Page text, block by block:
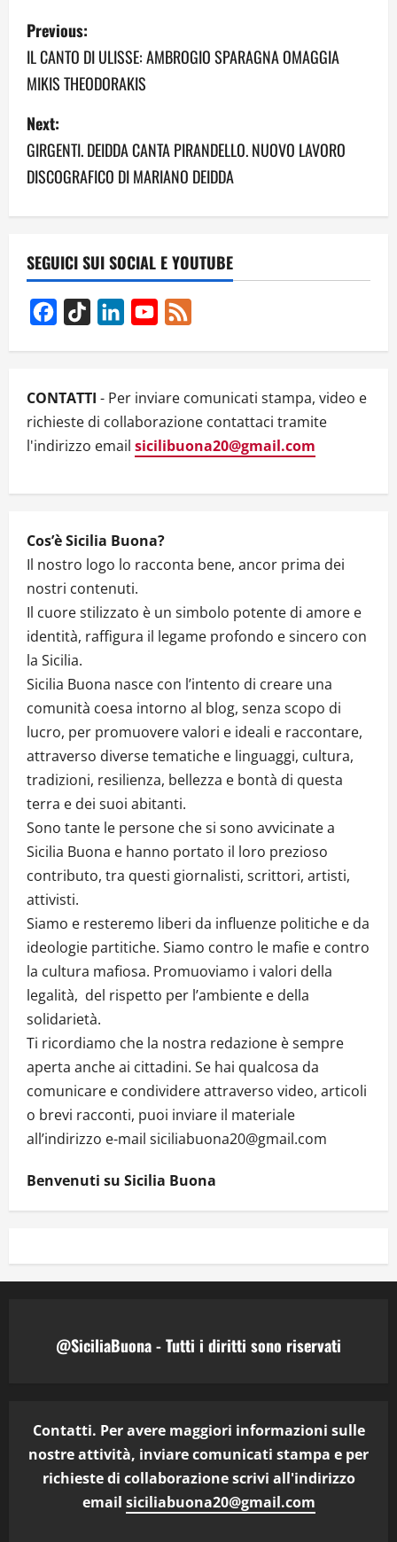
P
o
s
t
n
a
i
g
a
t
i
n
Previous:
IL CANTO DI ULISSE: AMBROGIO SPARAGNA OMAGGIA
MIKIS THEODORAKIS
Next:
GIRGENTI. DEIDDA CANTA PIRANDELLO. NUOVO LAVORO
DISCOGRAFICO DI MARIANO DEIDDA
SEGUICI SUI SOCIAL E YOUTUBE
Facebook
TikTok LinkedInYouTube
CONTATTI - Per inviare comunicati stampa, video e
richieste di collaborazione contattaci tramite
l'indirizzo email sicilibuona20@gmail.com
Cos’è Sicilia Buona?
Il nostro logo lo racconta bene, ancor prima dei
nostri contenuti.
Il cuore stilizzato è un simbolo potente di amore e
identità, raffigura il legame profondo e sincero con
la Sicilia.
Sicilia Buona nasce con l’intento di creare una
comunità coesa intorno al blog, senza scopo di
lucro, per promuovere valori e ideali e raccontare,
attraverso diverse tematiche e linguaggi, cultura,
tradizioni, resilienza, bellezza e bontà di questa
terra e dei suoi abitanti.
Sono tante le persone che si sono avvicinate a
Sicilia Buona e hanno portato il loro prezioso
contributo, tra questi giornalisti, scrittori, artisti,
attivisti.
Siamo e resteremo liberi da influenze politiche e da
ideologie partitiche. Siamo contro le mafie e contro
la cultura mafiosa. Promuoviamo i valori della
legalità, del rispetto per l’ambiente e della
solidarietà.
Ti ricordiamo che la nostra redazione è sempre
aperta anche ai cittadini. Se hai qualcosa da
comunicare e condividere attraverso video, articoli
o brevi racconti, puoi inviare il materiale
all’indirizzo e-mail siciliabuona20@gmail.com
Benvenuti su Sicilia Buona
@SiciliaBuona - Tutti i diritti sono riservati
Contatti. Per avere maggiori informazioni sulle
nostre attività, inviare comunicati stampa e per
richieste di collaborazione scrivi all'indirizzo
email siciliabuona20@gmail.com